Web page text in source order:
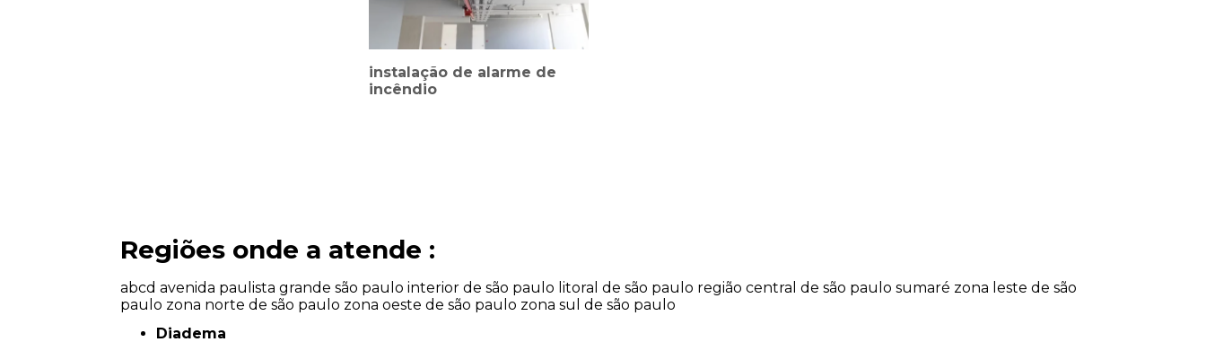
instalação de alarme de
incêndio
Regiões onde a atende :
abcd avenida paulista grande são paulo interior de são paulo litoral de são paulo região central de são paulo sumaré zona leste de são
paulo zona norte de são paulo zona oeste de são paulo zona sul de são paulo
Diadema